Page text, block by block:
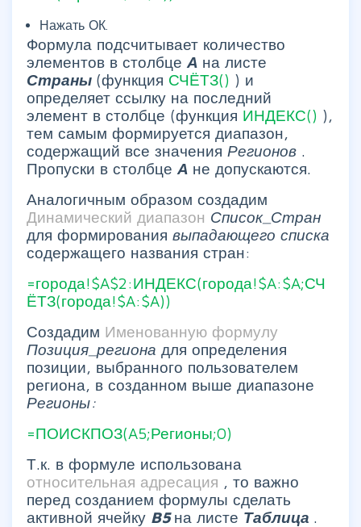
Нажать ОК.
Формула подсчитывает количество
элементов в столбце А на листе
Страны (функция СЧЁТЗ() ) и
определяет ссылку на последний
элемент в столбце (функция ИНДЕКС() ),
тем самым формируется диапазон,
содержащий все значения Регионов .
Пропуски в столбце А не допускаются.
Аналогичным образом создадим
Динамический диапазон Список_Стран
для формирования выпадающего списка
содержащего названия стран:
=города!$A$2:ИНДЕКС(города!$A:$A;СЧ
ЁТЗ(города!$A:$A))
Создадим Именованную формулу
Позиция_региона для определения
позиции, выбранного пользователем
региона, в созданном выше диапазоне
Регионы:
=ПОИСКПОЗ(A5;Регионы;0)
Т.к. в формуле использована
относительная адресация , то важно
перед созданием формулы сделать
активной ячейку B5на листе Таблица .